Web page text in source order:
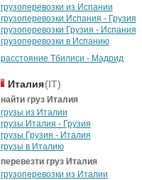
грузоперевозки из Испании
грузоперевозки Испания - Грузия
грузоперевозки Грузия - Испания
грузоперевозки в Испанию
расстояние Тбилиси - Мадрид
Италия(IT)
найти груз Италия
грузы из Италии
грузы Италия - Грузия
грузы Грузия - Италия
грузы в Италию
перевезти груз Италия
грузоперевозки из Италии